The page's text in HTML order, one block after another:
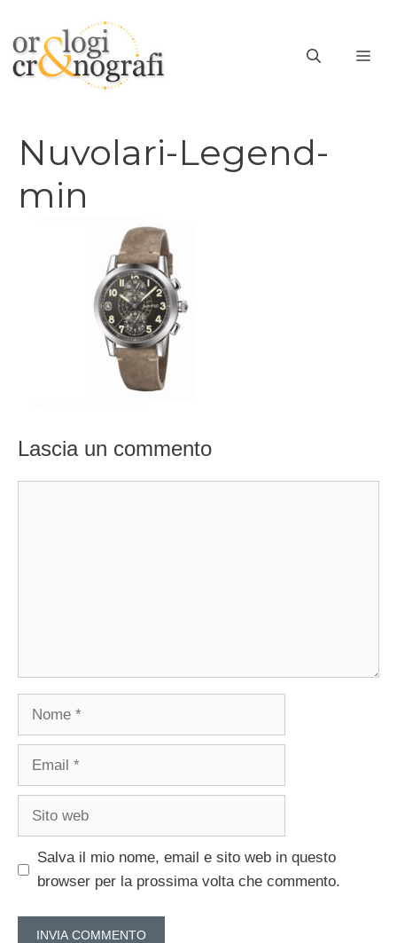
contenuto
Nuvolari-Legend-
min
Lascia un commento
Nome
Email
Sito
Salva il mio nome, email e sito web in questo
browser per la prossima volta che commento.